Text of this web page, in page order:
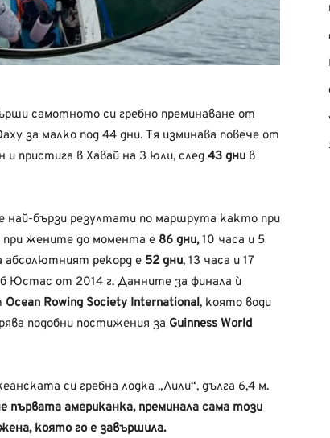
самотното си гребно преминаване от
за малко под 44 дни. Тя изминава повече от
пристига в Хавай на 3 юли, след 43 дни в
най-бързи резултати по маршрута както при
жените до момента е 86 дни,10 часа и 5
абсолютният рекорд е 52 дни, 13 часа и 17
Юстас от 2014 г. Данните за финала ѝ
Ocean Rowing Society International, която води
подобни постижения за Guinness World
си гребна лодка „Лили“, дълга 6,4 м.
първата американка, преминала сама този
която го е завършила.